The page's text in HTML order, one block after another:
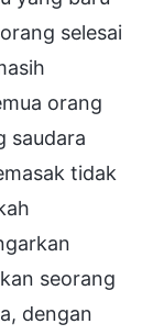
selesai
orang
saudara
tidak
seorang
dengan